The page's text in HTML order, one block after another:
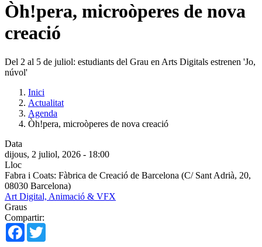
Òh!pera, microòperes de nova
creació
Del 2 al 5 de juliol: estudiants del Grau en Arts Digitals estrenen 'Jo,
núvol'
Inici
Actualitat
Agenda
Òh!pera, microòperes de nova creació
Data
dijous, 2 juliol, 2026 - 18:00
Lloc
Fabra i Coats: Fàbrica de Creació de Barcelona (C/ Sant Adrià, 20,
08030 Barcelona)
Art Digital, Animació & VFX
Graus
Compartir:
Facebook